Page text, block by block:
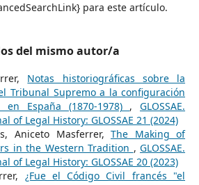
para este artículo.
del mismo autor/a
Notas historiográficas sobre la
Tribunal Supremo a la configuración
España (1870-1978) ,GLOSSAE.
of Legal History: GLOSSAE 21 (2024)
Aniceto Masferrer,The Making of
in the Western Tradition ,GLOSSAE.
of Legal History: GLOSSAE 20 (2023)
¿Fue el Código Civil francés "el